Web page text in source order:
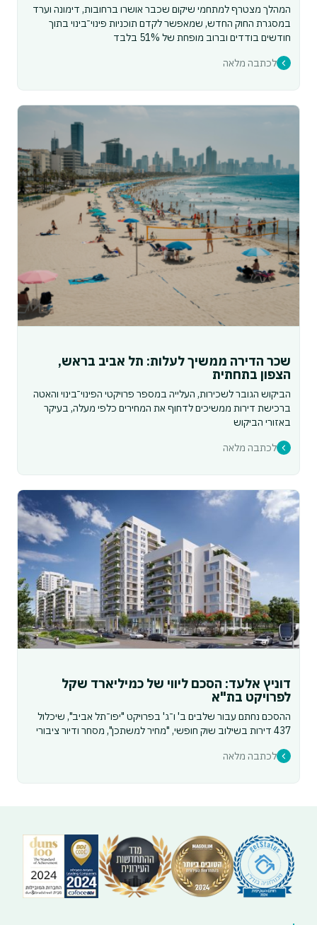
המהלך מצטרף למתחמי שיקום שכבר אושרו ברחובות, דימונה וערד
במסגרת החוק החדש, שמאפשר לקדם תוכניות פינוי־בינוי בתוך
חודשים בודדים וברוב מופחת של 51% בלבד
לכתבה מלאה
שכר הדירה ממשיך לעלות: תל אביב בראש,
הצפון בתחתית
הביקוש הגובר לשכירות, העלייה במספר פרויקטי הפינוי־בינוי והאטה
ברכישת דירות ממשיכים לדחוף את המחירים כלפי מעלה, בעיקר
באזורי הביקוש
לכתבה מלאה
דוניץ אלעד: הסכם ליווי של כמיליארד שקל
לפרויקט בת"א
ההסכם נחתם עבור שלבים ב' ו־ג' בפרויקט "יפו־תל אביב", שיכלול
437 דירות בשילוב שוק חופשי, "מחיר למשתכן", מסחר ודיור ציבורי
לכתבה מלאה